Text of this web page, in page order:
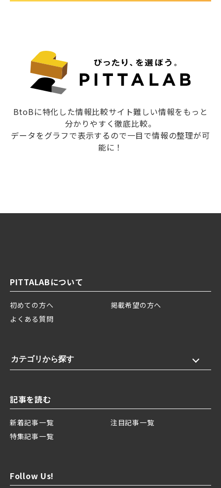
BtoBに特化した情報比較サイト難しい情報をもっと
分かりやすく徹底比較。
データをグラフで表示するので一目で情報の整理が可
能に！
PITTALABについて
初めての方へ
掲載希望の方へ
よくある質問
カテゴリから探す
記事を読む
新着記事一覧
注目記事一覧
特集記事一覧
Follow Us!